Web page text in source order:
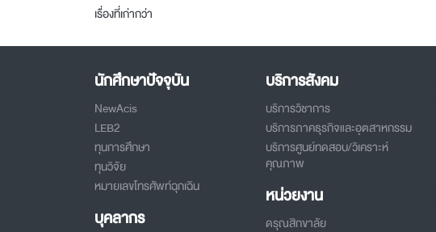
เมนู
นำทาง
เรื่อง
เรื่องที่เก่ากว่า
นักศึกษาปัจจุบัน
NewAcis
LEB2
ทุนการศึกษา
ทุนวิจัย
หมายเลขโทรศัพท์ฉุกเฉิน
บุคลากร
บริการสังคม
บริการวิชาการ
บริการภาคธุรกิจและอุตสาหกรรม
บริการศูนย์ทดสอบ/วิเคราะห์
คุณภาพ
หน่วยงาน
ดรุณสิกขาลัย